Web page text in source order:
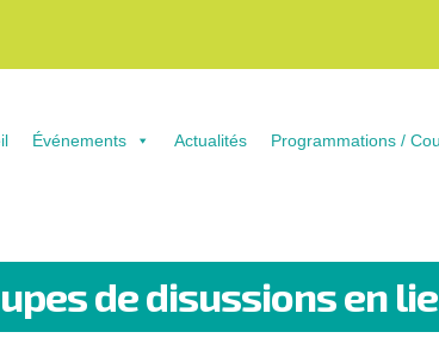
Événements Actualités Programmations /
de disussions en